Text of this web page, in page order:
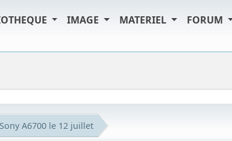
IMAGE MATERIEL FORUM
Sony A6700 le 12 juillet